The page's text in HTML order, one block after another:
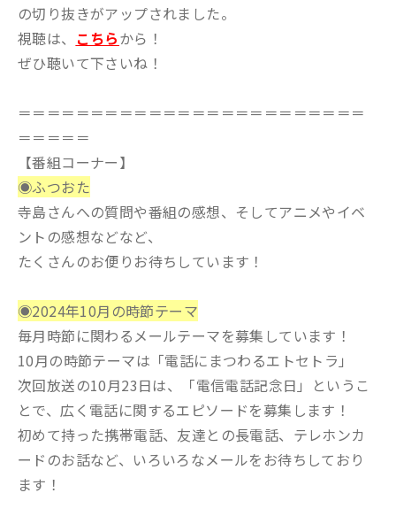
の切り抜きがアップされました。
視聴は、 こちらから！
ぜひ聴いて下さいね！
＝＝＝＝＝＝＝＝＝＝＝＝＝＝＝＝＝＝＝＝＝＝＝＝
＝＝＝＝＝
【番組コーナー】
◉ふつおた
寺島さんへの質問や番組の感想、そしてアニメやイベ
ントの感想などなど、
たくさんのお便りお待ちしています！
◉2024年10月の時節テーマ
毎月時節に関わるメールテーマを募集しています！
10月の時節テーマは「電話にまつわるエトセトラ」
次回放送の10月23日は、「電信電話記念日」というこ
とで、広く電話に関するエピソードを募集します！
初めて持った携帯電話、友達との長電話、テレホンカ
ードのお話など、いろいろなメールをお待ちしており
ます！